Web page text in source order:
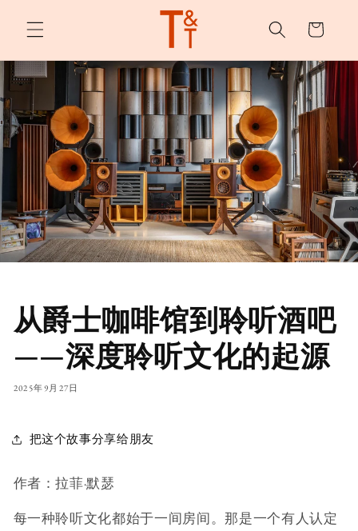
容
物
从爵士咖啡馆到聆听酒吧
——深度聆听文化的起源
2025年9月27日
把这个故事分享给朋友
作者：拉菲·默瑟
每一种聆听文化都始于一间房间。那是一个有人认定